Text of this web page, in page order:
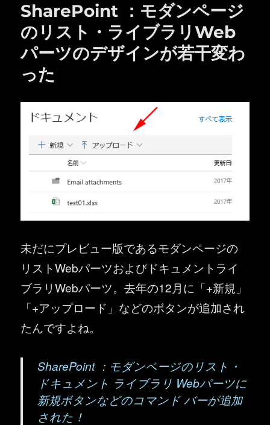
SharePoint ：モダンページ
のリスト・ライブラリWeb
パーツのデザインが若干変わ
った
未だにプレビュー版であるモダンページの
リストWebパーツおよびドキュメントライ
ブラリWebパーツ。去年の12月に「+新規」
「+アップロード」などのボタンが追加され
たんですよね。
SharePoint ：モダンページのリスト・
ドキュメント ライブラリ Webパーツに
新規ボタンなどのコマンド バーが追加
された！